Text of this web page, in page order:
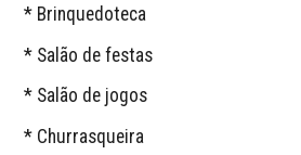
* Brinquedoteca
* Salão de festas
* Salão de jogos
* Churrasqueira